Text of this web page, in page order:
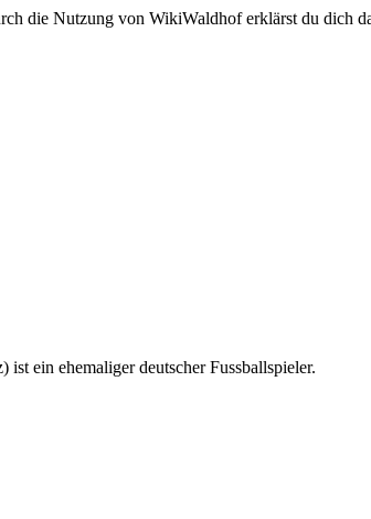
die Nutzung von WikiWaldhof erklärst du dich
ist ein ehemaliger deutscher Fussballspieler.